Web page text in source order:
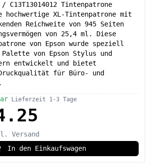
C13T13014012 Tintenpatrone
hochwertige XL-Tintenpatrone mit
Reichweite von 945 Seiten
von 25,4 ml. Diese
von Epson wurde speziell
von Epson Stylus und
entwickelt und bietet
für Büro- und
Lieferzeit 1-3 Tage
Versand
In den Einkaufswagen